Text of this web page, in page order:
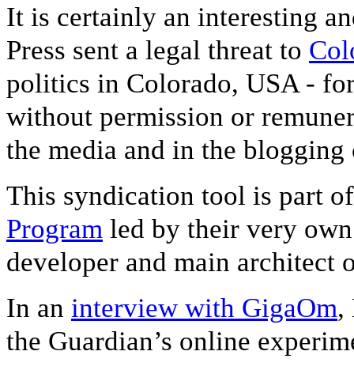
It is certainly an interesting
Press sent a legal threat to
politics in Colorado, USA -
without permission or
the media and in the
This syndication tool is part
Program led by their very
developer and main architect
In an interview with GigaOm,
the Guardian’s online